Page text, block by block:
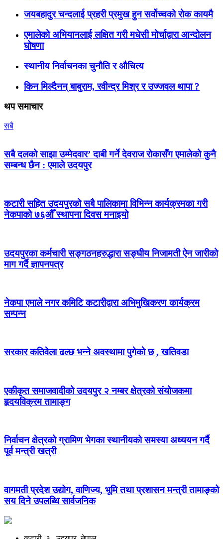
जयबहादुर चन्दलाई प्रहरी प्रमुख हुन सर्वोच्चको रोक कायमै
एमालेको अभियानलाई लक्षित गरी मधेसी मोर्चाद्वारा आन्दोलन
घोषणा
स्थानीय निर्वाचनका चुनौति र औचित्य
किन मिल्दैनन् बाबुराम, रवीन्द्र मिश्र र उज्जवल थापा ?
थप समाचार
सबै
सबै दलको साझा उम्मेदवार’ दाबी गर्ने देवराज रोकासँग एमालेको कुनै
सम्बन्ध छैन : एमाले उदयपुर
कटारी सहित उदयपुरको सबै पालिकामा विभिन्न कार्यक्रमका गरी
नेकपाको ७६औँ स्थापना दिवस मनाइयो
उदयपुरका कर्मचारी सङ्गठनहरुद्धारा सङ्घीय निजामती ऐन जारीको
माग गर्दै ज्ञापनपत्र
नेकपा एमाले नगर कमिटि कटारीद्वारा अभिमुखिकरण कार्यक्रम
सम्पन्न
सरकार कतिवेला ढल्छ भन्ने अवस्थामा पुगेको छ , खतिवडा
एकीकृत समाजवादीको उदयपुर २ नम्बर क्षेत्रको संयोजकमा
हृदयविक्रम तामाङ्ग
निर्वाचन क्षेत्रको ग्रामिण भेगका स्थानीयको समस्या अध्ययन गर्दै
पूर्व मन्त्री खत्री
वागमती प्रदेश उद्योग, वाणिज्य, भूमि तथा प्रशासन मन्त्री तामाङ्को
सय दिने उपलब्धि सार्वजनिक